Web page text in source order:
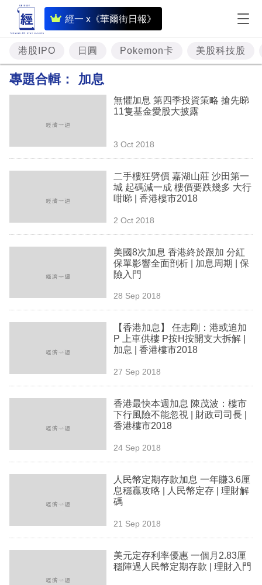
經一 x《華爾街日報》
即
時
財
經
資
樓
技
生
欄
區
港股IPO 日圓 Pokemon卡 美股科技股
專題合輯： 加息
無懼加息 第四季投資策略 搶先睇
11隻基金愛股大披露
3 Oct 2018
二手樓狂劈價 嘉湖山莊 沙田第一
城 起碼減一成 樓價要跌幾多 大行
咁睇 | 香港樓市2018
2 Oct 2018
美國8次加息 香港終於跟加 分紅
保單影響全面剖析 | 加息周期 | 保
險入門
28 Sep 2018
【香港加息】 任志剛：港或追加
P 上車供樓 P按H按開支大拆解 |
加息 | 香港樓市2018
27 Sep 2018
香港最快本週加息 陳茂波：樓市
下行風險不能忽視 | 財政司司長 |
香港樓市2018
24 Sep 2018
人民幣定期存款加息 一年賺3.6厘
息穩贏攻略 | 人民幣定存 | 理財解
碼
21 Sep 2018
美元定存利率優惠 一個月2.83厘
穩陣過人民幣定期存款 | 理財入門